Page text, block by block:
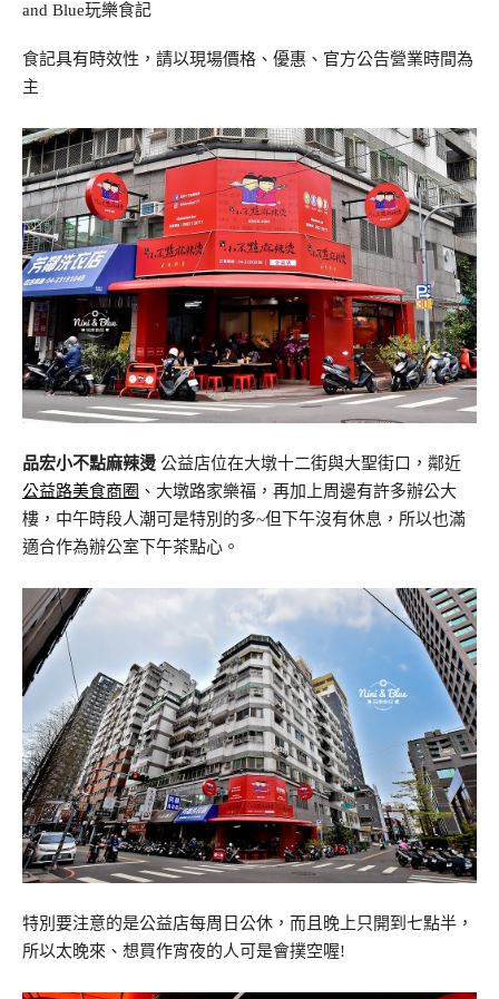
and Blue玩樂食記
食記具有時效性，請以現場價格、優惠、官方公告營業時間為
主
品宏小不點麻辣燙 公益店位在大墩十二街與大聖街口，鄰近
公益路美食商圈 、大墩路家樂福，再加上周邊有許多辦公大
樓，中午時段人潮可是特別的多~但下午沒有休息，所以也滿
適合作為辦公室下午茶點心。
特別要注意的是公益店每周日公休，而且晚上只開到七點半，
所以太晚來、想買作宵夜的人可是會撲空喔!